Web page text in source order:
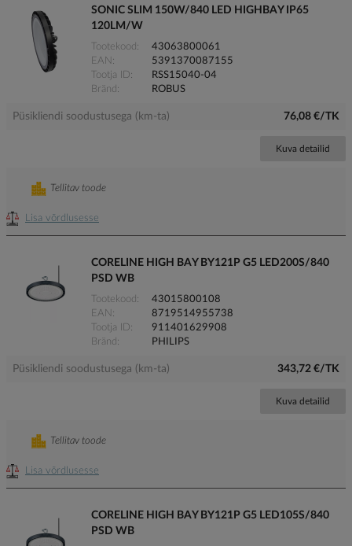
SONIC SLIM 150W/840 LED HIGHBAY IP65
120LM/W
Tootekood
43063800061
EAN
5391370087155
Tootja ID
RSS15040-04
Bränd
ROBUS
Püsikliendi soodustusega (km-ta) 76,08 €/TK
Kuva detailid
Lisa võrdlusesse
Tellitav toode
CORELINE HIGH BAY BY121P G5 LED200S/840
PSD WB
Tootekood
43015800108
EAN
8719514955738
Tootja ID
911401629908
Bränd
PHILIPS
Püsikliendi soodustusega (km-ta) 343,72 €/TK
Kuva detailid
Lisa võrdlusesse
Tellitav toode
CORELINE HIGH BAY BY121P G5 LED105S/840
PSD WB